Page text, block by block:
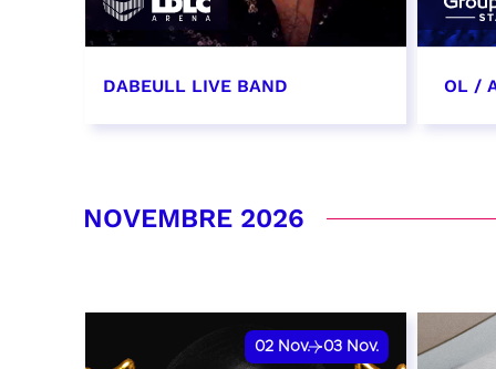
DABEULL LIVE BAND OL /
NOVEMBRE 2026
02 Nov. 03 Nov.